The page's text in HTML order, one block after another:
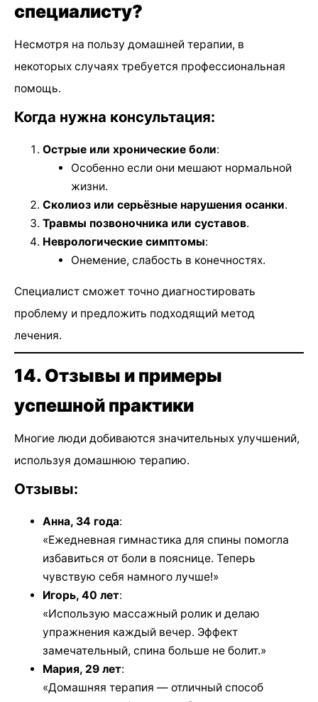
специалисту?
Несмотря на пользу домашней терапии, в
некоторых случаях требуется профессиональная
помощь.
Когда нужна консультация:
Острые или хронические боли:
Особенно если они мешают нормальной
жизни.
Сколиоз или серьёзные нарушения осанки.
Травмы позвоночника или суставов.
Неврологические симптомы:
Онемение, слабость в конечностях.
Специалист сможет точно диагностировать
проблему и предложить подходящий метод
лечения.
14. Отзывы и примеры
успешной практики
Многие люди добиваются значительных улучшений,
используя домашнюю терапию.
Отзывы:
Анна, 34 года:
«Ежедневная гимнастика для спины помогла
избавиться от боли в пояснице. Теперь
чувствую себя намного лучше!»
Игорь, 40 лет:
«Использую массажный ролик и делаю
упражнения каждый вечер. Эффект
замечательный, спина больше не болит.»
Мария, 29 лет:
«Домашняя терапия — отличный способ